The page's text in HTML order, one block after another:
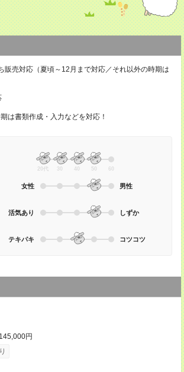
販売対応（夏頃～12月まで対応／それ以外の時期は
は書類作成・入力などを対応！
20代 30 40 50 60
女性 男性
活気あり しずか
テキパキ コツコツ
円